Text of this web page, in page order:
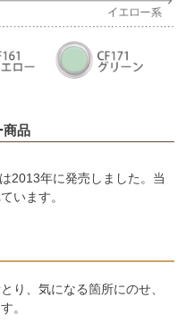
商品
2013年に発売しました。当
います。
り、気になる箇所にのせ、
。